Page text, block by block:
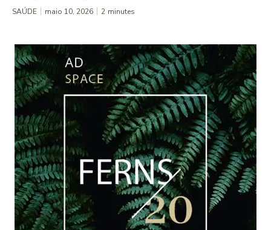
SAÚDE maio 10, 2026 2 minutes